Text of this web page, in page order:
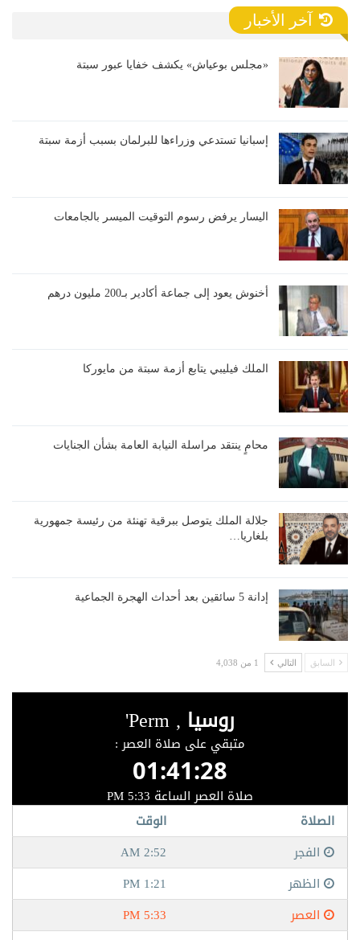
آخر الأخبار
«مجلس بوعياش» يكشف خفايا عبور سبتة
إسبانيا تستدعي وزراءها للبرلمان بسبب أزمة سبتة
اليسار يرفض رسوم التوقيت الميسر بالجامعات
أخنوش يعود إلى جماعة أكادير بـ200 مليون درهم
الملك فيليبي يتابع أزمة سبتة من مايوركا
محامٍ ينتقد مراسلة النيابة العامة بشأن الجنايات
جلالة الملك يتوصل ببرقية تهنئة من رئيسة جمهورية
بلغاريا…
إدانة 5 سائقين بعد أحداث الهجرة الجماعية
السابق التالي 1 من 4,038